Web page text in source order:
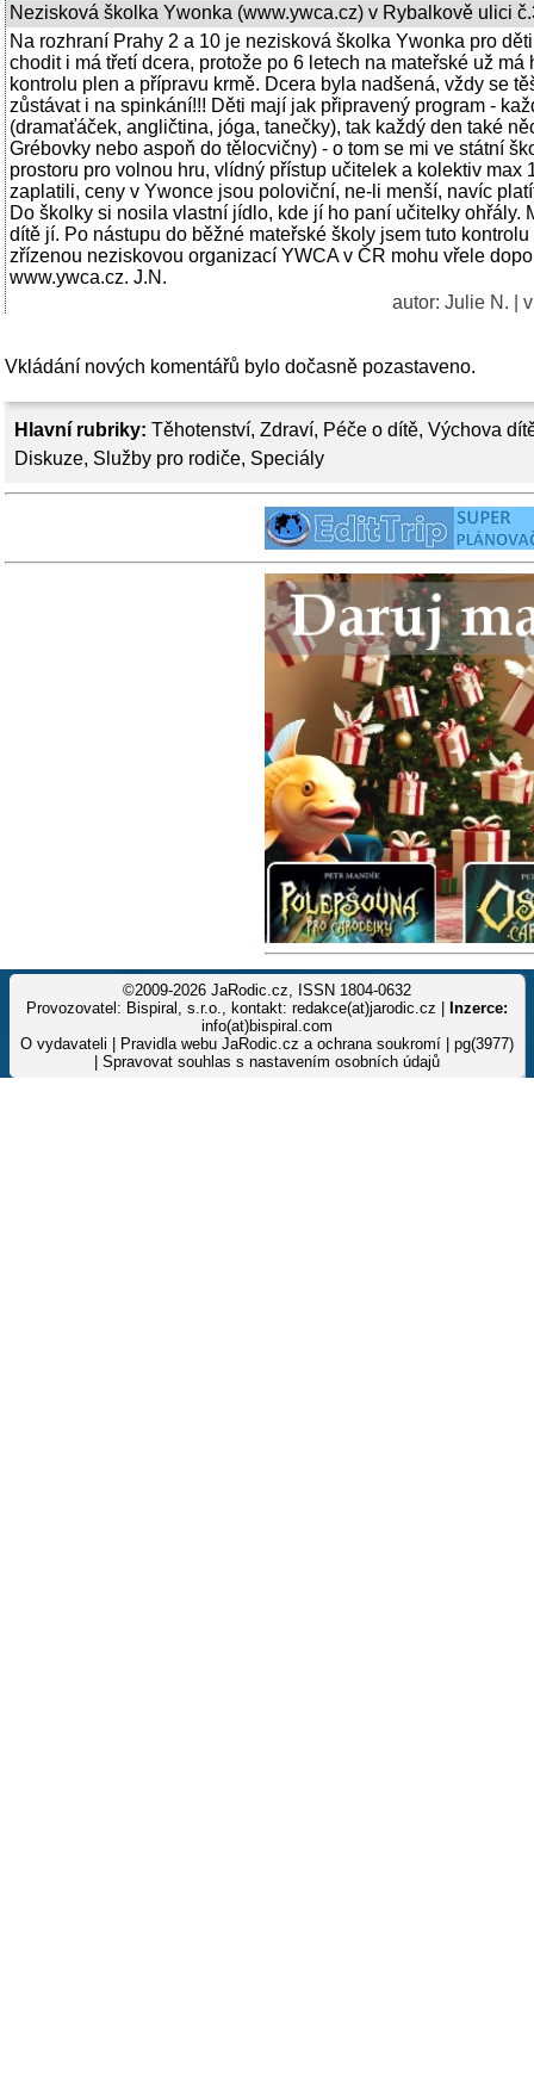
Hlavní rubriky: Těhotenství, Zdraví, Péče o dítě, Výchova
Diskuze, Služby pro rodiče, Speciály
Nezisková školka Ywonka (www.ywca.cz) v Rybalkově ulici
Na rozhraní Prahy 2 a 10 je nezisková školka Ywonka pro
chodit i má třetí dcera, protože po 6 letech na mateřské už
kontrolu plen a přípravu krmě. Dcera byla nadšená, vždy se
zůstávat i na spinkání!!! Děti mají jak připravený program -
(dramaťáček, angličtina, jóga, tanečky), tak každý den také
Grébovky nebo aspoň do tělocvičny) - o tom se mi ve státní
prostoru pro volnou hru, vlídný přístup učitelek a kolektiv max
zaplatili, ceny v Ywonce jsou poloviční, ne-li menší, navíc
Do školky si nosila vlastní jídlo, kde jí ho paní učitelky ohřály.
dítě jí. Po nástupu do běžné mateřské školy jsem tuto
zřízenou neziskovou organizací YWCA v ČR mohu vřele
www.ywca.cz. J.N.
autor: Julie N. |
Vkládání nových komentářů bylo dočasně pozastaveno.
©2009-2026 JaRodic.cz, ISSN 1804-0632
Provozovatel: Bispiral, s.r.o., kontakt: redakce(at)jarodic.cz |
Inzerce:
info(at)bispiral.com
O vydavateli
Pravidla webu JaRodic.cz a ochrana soukromí | pg(3977)
Spravovat souhlas s nastavením osobních údajů